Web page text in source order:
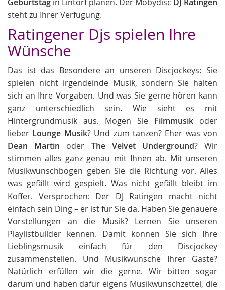
steht zu Ihrer Verfügung.
Ratingener Djs spielen Ihre
Wünsche
Das ist das Besondere an unseren Discjockeys: Sie
spielen nicht irgendeinde Musik, sondern Sie halten
sich an Ihre Vorgaben. Und was Sie gerne hören kann
ganz unterschiedlich sein. Wie sieht es mit
Hintergrundmusik aus. Mögen Sie Filmmusik oder
lieber Lounge Musik? Und zum tanzen? Eher was von
Dean Martin oder The Velvet Underground? Wir
stimmen alles ganz genau mit Ihnen ab. Mit unseren
Musikwunschbögen geben Sie die Richtung vor. Alles
was gefällt wird gespielt. Was nicht gefällt bleibt im
Koffer. Versprochen: Der DJ Ratingen macht nicht
einfach sein Ding – er ist für Sie da. Haben Sie genauere
Vorstellungen an die Musik? Lernen Sie unseren
Playlistbuilder kennen. Damit können Sie sich Ihre
Lieblingsmusik einfach für den Discjockey
zusammenstellen. Und Musikwünsche Ihrer Gäste?
Natürlich erfüllen wir die gerne. Wir bitten sogar
darum und haben dafür eigens Musikwunschzettel, die